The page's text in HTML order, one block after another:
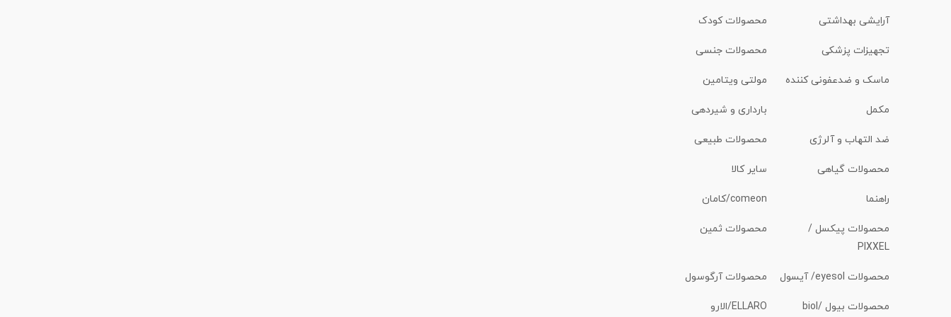
آرایشی بهداشتی محصولات کودک
تجهیزات پزشکی محصولات جنسی
ماسک و ضدعفونی کننده مولتی ویتامین
مکمل بارداری و شیردهی
ضد التهاب و آلرژی محصولات طبیعی
محصولات گیاهی سایر کالا
راهنما comeon/کامان
محصولات پیکسل /
PIXXEL
محصولات ثمین
محصولات eyesol/ آیسول محصولات آرگوسول
محصولات بیول /biol ELLARO/الارو